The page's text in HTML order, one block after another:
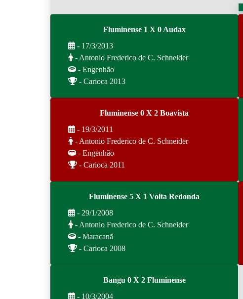
Fluminense 1 X 0 Audax
- 17/3/2013
- Antonio Frederico de C. Schneider
- Engenhão
- Carioca 2013
Fluminense 0 X 2 Boavista
- 19/3/2011
- Antonio Frederico de C. Schneider
- Engenhão
- Carioca 2011
Fluminense 5 X 1 Volta Redonda
- 29/1/2008
- Antonio Frederico de C. Schneider
- Maracanã
- Carioca 2008
Bangu 0 X 2 Fluminense
- 10/3/2004